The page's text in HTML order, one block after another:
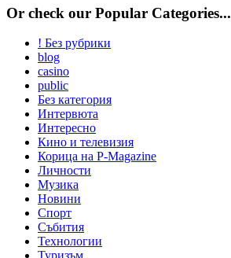
Or check our Popular Categories...
! Без рубрики
blog
casino
public
Без категория
Интервюта
Интересно
Кино и телевизия
Корица на P-Magazine
Личности
Музика
Новини
Спорт
Събития
Технологии